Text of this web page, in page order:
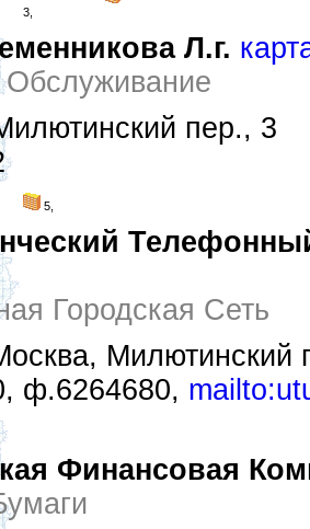
3,
Л.г.
пер., 3
5,
Городская Сеть
Милютинский
ф.6264680,
Финансовая